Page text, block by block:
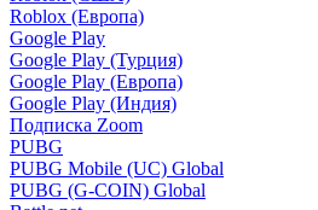
Roblox (Европа)
Google Play
Google Play (Турция)
Google Play (Европа)
Google Play (Индия)
Подписка Zoom
PUBG
PUBG Mobile (UC) Global
PUBG (G-COIN) Global